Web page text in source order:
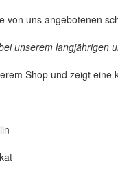
uns angebotenen
unserem langjährigen
Shop und zeigt